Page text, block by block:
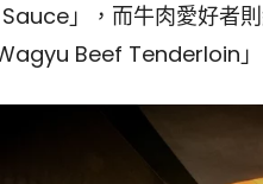
」，而牛肉愛好者
Beef Tenderloin」